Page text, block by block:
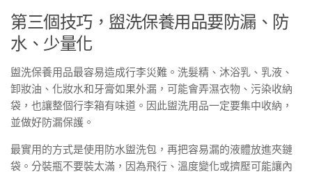
第三個技巧，盥洗保養用品要防漏、防
水、少量化
盥洗保養用品最容易造成行李災難。洗髮精、沐浴乳、乳液、
卸妝油、化妝水和牙膏如果外漏，可能會弄濕衣物、污染收納
袋，也讓整個行李箱有味道。因此盥洗用品一定要集中收納，
並做好防漏保護。
最實用的方式是使用防水盥洗包，再把容易漏的液體放進夾鏈
袋。分裝瓶不要裝太滿，因為飛行、溫度變化或擠壓可能讓內